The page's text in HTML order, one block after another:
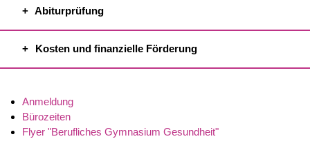
Abiturprüfung
Kosten und finanzielle Förderung
Anmeldung
Bürozeiten
Flyer "Berufliches Gymnasium Gesundheit"